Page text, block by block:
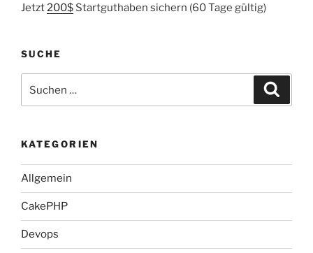
Jetzt200$ Startguthaben sichern (60 Tage gültig)
SUCHE
nach:
KATEGORIEN
Allgemein
CakePHP
Devops